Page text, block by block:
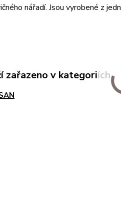
nářadí. Jsou vyrobené z
zařazeno v kategoriích